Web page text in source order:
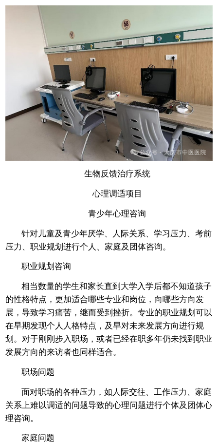
生物反馈治疗系统
心理调适项目
青少年心理咨询
针对儿童及青少年厌学、人际关系、学习压力、考前
压力、职业规划进行个人、家庭及团体咨询。
职业规划咨询
相当数量的学生和家长直到大学入学后都不知道孩子
的性格特点，更加适合哪些专业和岗位，向哪些方向发
展，导致学习痛苦，继而受到挫折。专业的职业规划可以
在早期发现个人人格特点，及早对未来发展方向进行规
划。对于刚刚步入职场，或者已经在职多年仍未找到职业
发展方向的来访者也同样适合。
职场问题
面对职场的各种压力，如人际交往、工作压力、家庭
关系上难以调适的问题导致的心理问题进行个体及团体心
理咨询。
家庭问题